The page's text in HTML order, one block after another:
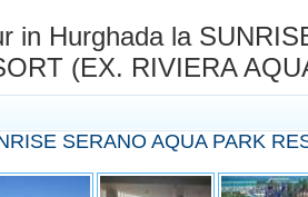
in Hurghada la
(EX. RIVIERA
SERANO AQUA PARK